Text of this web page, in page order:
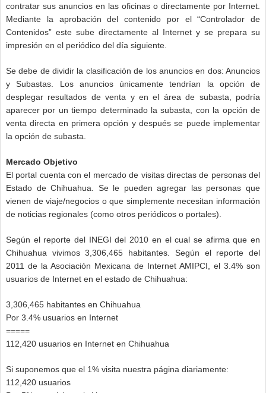
contratar sus anuncios en las oficinas o directamente por Internet.
Mediante la aprobación del contenido por el “Controlador de
Contenidos” este sube directamente al Internet y se prepara su
impresión en el periódico del día siguiente.
Se debe de dividir la clasificación de los anuncios en dos: Anuncios
y Subastas. Los anuncios únicamente tendrían la opción de
desplegar resultados de venta y en el área de subasta, podría
aparecer por un tiempo determinado la subasta, con la opción de
venta directa en primera opción y después se puede implementar
la opción de subasta.
Mercado Objetivo
El portal cuenta con el mercado de visitas directas de personas del
Estado de Chihuahua. Se le pueden agregar las personas que
vienen de viaje/negocios o que simplemente necesitan información
de noticias regionales (como otros periódicos o portales).
Según el reporte del INEGI del 2010 en el cual se afirma que en
Chihuahua vivimos 3,306,465 habitantes. Según el reporte del
2011 de la Asociación Mexicana de Internet AMIPCI, el 3.4% son
usuarios de Internet en el estado de Chihuahua:
3,306,465 habitantes en Chihuahua
Por 3.4% usuarios en Internet
=====
112,420 usuarios en Internet en Chihuahua
Si suponemos que el 1% visita nuestra página diariamente:
112,420 usuarios